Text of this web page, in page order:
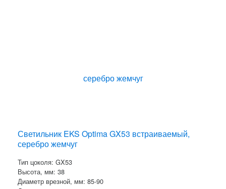
Светильник EKS Optima GX53 встраиваемый,
серебро жемчуг
Тип цоколя: GX53
Высота, мм: 38
Диаметр врезной, мм: 85-90